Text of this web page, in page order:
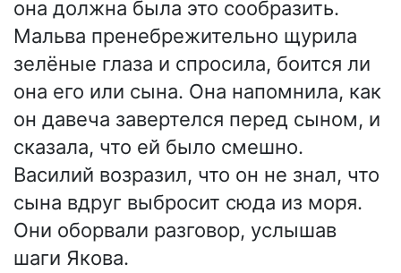
она должна была это сообразить.
Мальва пренебрежительно щурила
зелёные глаза и спросила, боится ли
она его или сына. Она напомнила, как
он давеча завертелся перед сыном, и
сказала, что ей было смешно.
Василий возразил, что он не знал, что
сына вдруг выбросит сюда из моря.
Они оборвали разговор, услышав
шаги Якова.